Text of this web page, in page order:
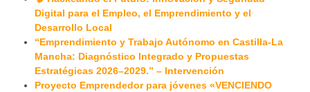
Digital para el Empleo, el Emprendimiento y el
Desarrollo Local
“Emprendimiento y Trabajo Autónomo en Castilla-La
Mancha: Diagnóstico Integrado y Propuestas
Estratégicas 2026–2029.” – Intervención
Proyecto Emprendedor para jóvenes «VENCIENDO